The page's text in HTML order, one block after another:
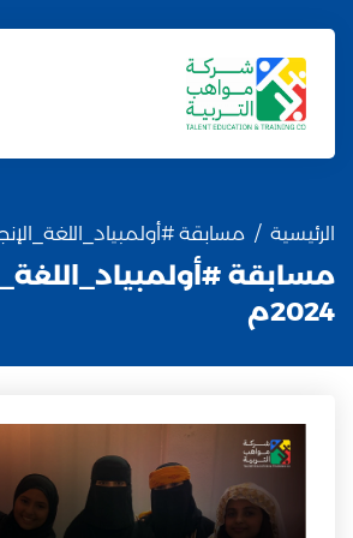
الرئيسية مسابقة #أولمبياد_اللغة_الإنجليزية
مسابقة
2024م